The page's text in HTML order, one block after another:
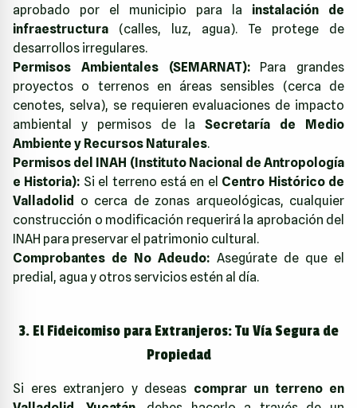
aprobado por el municipio para la instalación de
infraestructura (calles, luz, agua). Te protege de
desarrollos irregulares.
Permisos Ambientales (SEMARNAT):Para grandes
proyectos o terrenos en áreas sensibles (cerca de
cenotes, selva), se requieren evaluaciones de impacto
ambiental y permisos de laSecretaría de Medio
Ambiente y Recursos Naturales.
Permisos del INAH (Instituto Nacional de Antropología
e Historia): Si el terreno está en el Centro Histórico de
Valladolid
o cerca de zonas arqueológicas, cualquier
construcción o modificación requerirá la aprobación del
INAH para preservar el patrimonio cultural.
Comprobantes de No Adeudo: Asegúrate de que el
predial, agua y otros servicios estén al día.
3. El Fideicomiso para Extranjeros: Tu Vía Segura de
Propiedad
Si eres extranjero y deseas comprar un terreno en